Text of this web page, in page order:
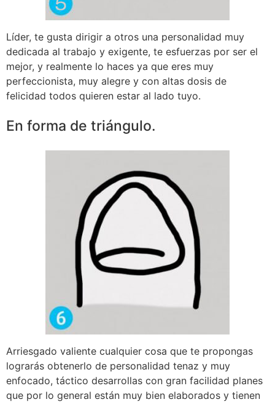
Líder, te gusta dirigir a otros una personalidad muy
dedicada al trabajo y exigente, te esfuerzas por ser el
mejor, y realmente lo haces ya que eres muy
perfeccionista, muy alegre y con altas dosis de
felicidad todos quieren estar al lado tuyo.
En forma de triángulo.
Arriesgado valiente cualquier cosa que te propongas
lograrás obtenerlo de personalidad tenaz y muy
enfocado, táctico desarrollas con gran facilidad planes
que por lo general están muy bien elaborados y tienen